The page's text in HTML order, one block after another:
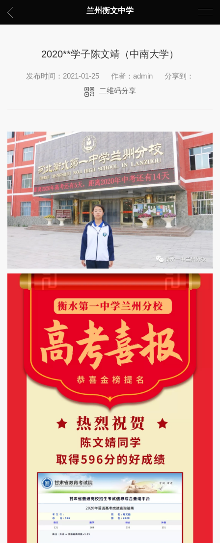
兰州衡文中学
2020**学子陈文靖（中南大学）
发布时间：2021-01-25 作者：admin
分享到：
二维码分享